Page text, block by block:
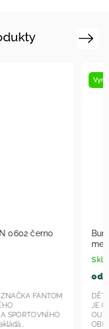
černo
FANTOM
Vyrobeno v
Bunda
melír
Skladem
915
DĚTSKÉ
JE
Next